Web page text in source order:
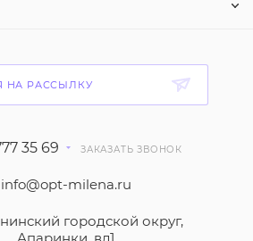
НА РАССЫЛКУ
35 69 ЗАКАЗАТЬ ЗВОНОК
info@opt-milena.ru
городской округ,